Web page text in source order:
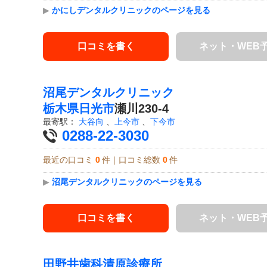
▶ かにしデンタルクリニックのページを見る
口コミを書く ネット・WEB
沼尾デンタルクリニック
栃木県 日光市瀬川230-4
最寄駅： 大谷向 上今市 下今市
0288-22-3030
最近の口コミ 0 件｜口コミ総数 0 件
▶ 沼尾デンタルクリニックのページを見る
口コミを書く ネット・WEB
田野井歯科清原診療所